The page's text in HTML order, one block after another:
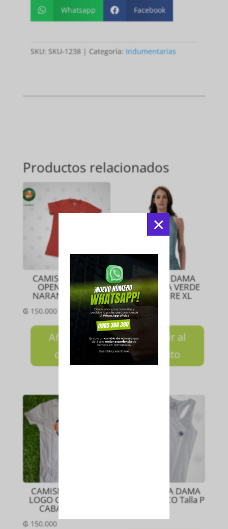
×
 Whatsapp  Facebook
SKU: SKU-1238 Categoría: Indumentarias
Productos relacionados
CAMISETA DAMA
OPEN MEZCLA
NARANJA Talla M
₲150.000
Añadir al
carrito
CAMISETA DAMA
POLO BRISA VERDE
CON CIERRE XL
₲385.000
Añadir al
carrito
CAMISETA CIRCLE
LOGO GRIS CLARO
CABALLERO S
₲150.000
MUSCULOSA DAMA
CORE BLANCO Talla P